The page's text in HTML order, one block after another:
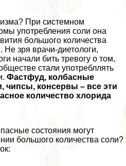
При системном
употрeбления соли она
большого количества
Не зря врачи-диетологи,
начали бить тревогу о том,
стали употрeбллять
Фастфуд, колбасные
чипсы, консервы – все эти
количество хлорида
состояния могут
большого количества соли?